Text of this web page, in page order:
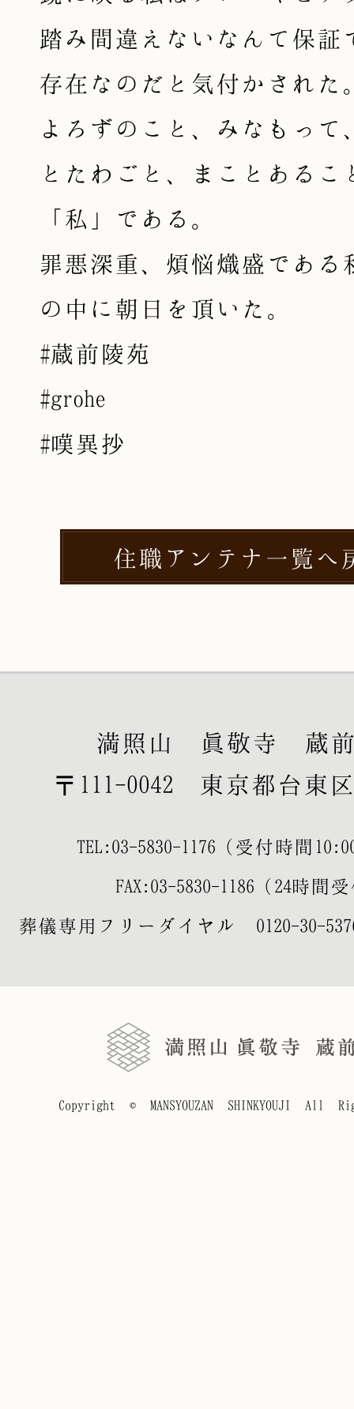
踏み間違えないなんて保証
存在なのだと気付かされた
よろずのこと、みなもって
とたわごと、まことあるこ
「私」である。
罪悪深重、煩悩熾盛である
の中に朝日を頂いた。
#蔵前陵苑
#grohe
#嘆異抄
住職アンテナ一覧へ
満照山 眞敬寺 蔵
〒111-0042 東京都台東
TEL: 03-5830-1176 （受付時間
FAX:03-5830-1186（24時間
葬儀専用フリーダイヤル 0120-30-
Copyright © MANSYOUZAN SHINKYOUJI All